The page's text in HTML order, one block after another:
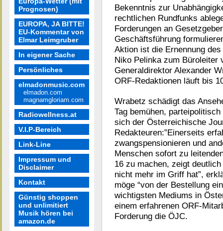
Prognosen)
EUROPA, JA BITTE!
EU-Kommentar von
Elmar Leimgruber
In eigener Sache
Persönliches
elmadonmusic.com
elmadon.com
magnamgloriam.com
Radiowellness.at
V.I.P-Bereich
Link-Line
Impressum und
Disclaimer
Kontakt
Günstig shoppen
und unlimitiert
Musik hören bei
amazon.de
Bekenntnis zur
rechtlichen Rundfunks
Forderungen an
Geschäftsführung
Aktion ist die Ernennung
Niko Pelinka zum Büroleiter
Generaldirektor Alexander
ORF-Redaktionen läuft bis
Wrabetz schädigt das
Tag bemühen,
sich der Österreichische
Redakteuren:”Einerseits
zwangspensionieren und
Menschen sofort zu
16 zu machen, zeigt
nicht mehr im Griff hat”,
möge “von der Bestellung
wichtigsten Mediums in
einem erfahrenen ORF-
Forderung die ÖJC.